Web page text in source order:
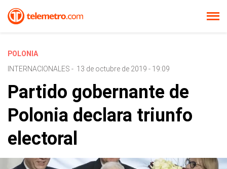
POLONIA
INTERNACIONALES - 13 de octubre de 2019 - 19:09
Partido gobernante de
Polonia declara triunfo
electoral